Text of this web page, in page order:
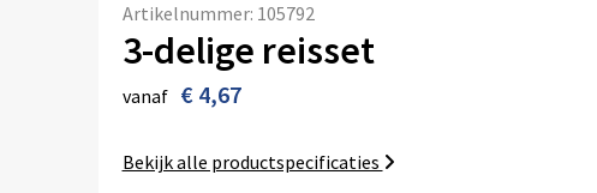
Artikelnummer: 105792
3-delige reisset
vanaf € 4,67
Bekijk alle productspecificaties